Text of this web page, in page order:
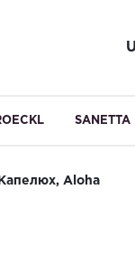
SANETTA
Капелюх, Aloha